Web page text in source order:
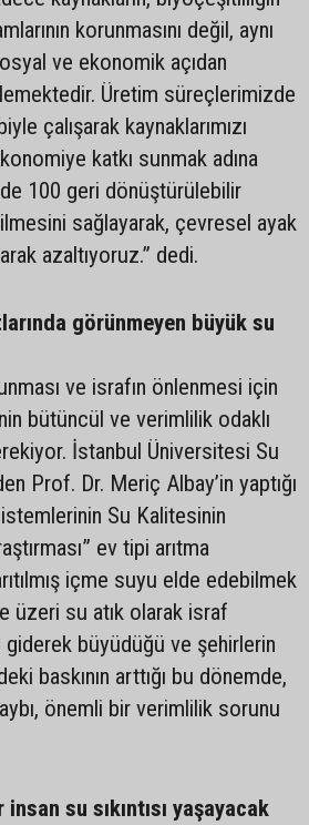
korunmasını değil, aynı
ve ekonomik açıdan
Üretim süreçlerimizde
çalışarak kaynaklarımızı
katkı sunmak adına
100 geri dönüştürülebilir
sağlayarak, çevresel ayak
azaltıyoruz.” dedi.
görünmeyen büyük su
ve israfın önlenmesi için
bütüncül ve verimlilik odaklı
İstanbul Üniversitesi Su
Prof. Dr. Meriç Albay’in yaptığı
Su Kalitesinin
ev tipi arıtma
içme suyu elde edebilmek
üzeri su atık olarak israf
büyüdüğü ve şehirlerin
baskının arttığı bu dönemde,
önemli bir verimlilik sorunu
su sıkıntısı yaşayacak